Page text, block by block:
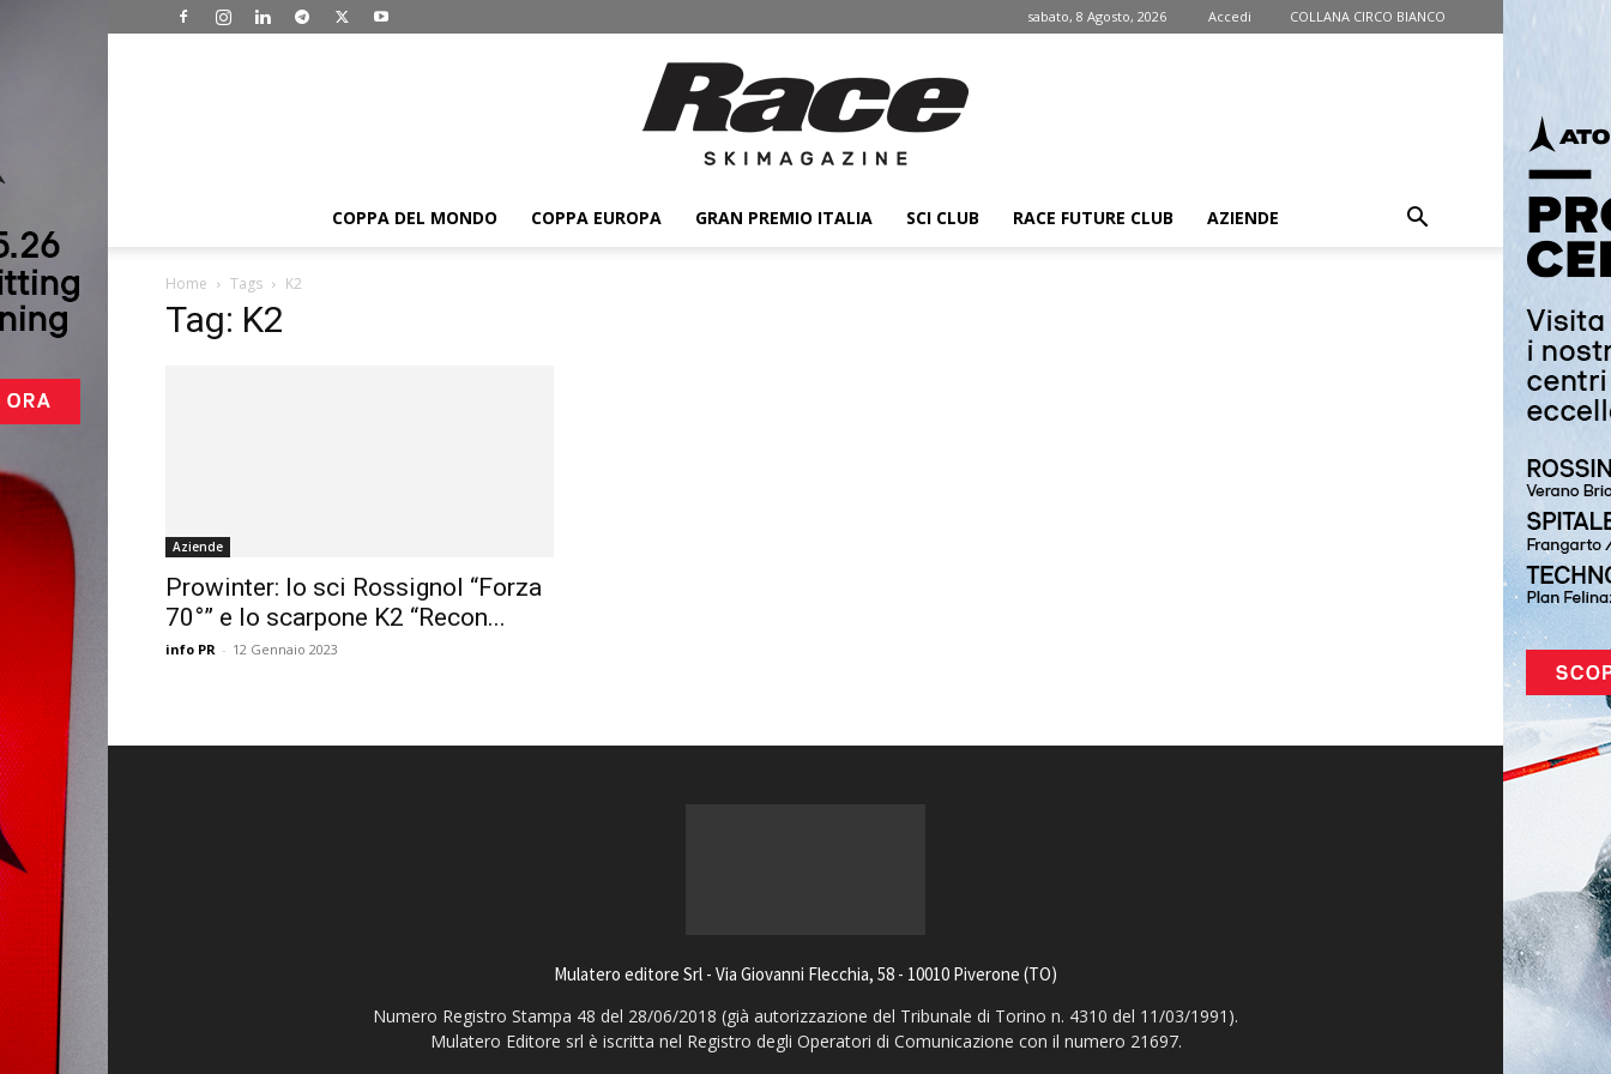
sabato, 8 Agosto, 2026 Accedi COLLANA CIRCO BIANCO
COPPA DEL MONDO COPPA EUROPA GRAN PREMIO ITALIA SCI CLUB RACE FUTURE CLUB AZIENDE
Home Tags K2
Tag: K2
Aziende
Prowinter: lo sci Rossignol “Forza
70°” e lo scarpone K2 “Recon...
info PR - 12 Gennaio 2023
Mulatero editore Srl - Via Giovanni Flecchia, 58 - 10010 Piverone (TO)
Numero Registro Stampa 48 del 28/06/2018 (già autorizzazione del Tribunale di Torino n. 4310 del 11/03/1991).
Mulatero Editore srl è iscritta nel Registro degli Operatori di Comunicazione con il numero 21697.